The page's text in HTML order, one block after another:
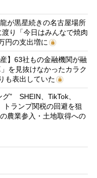
が黒星続きの名古屋場所
り「今日はみんなで焼肉
円の支出増に
】63社もの金融機関が融
を見抜けなかったカラク
も表出していた
” SHEIN、TikTok、
ランプ関税の回避を狙
農業参入・土地取得への